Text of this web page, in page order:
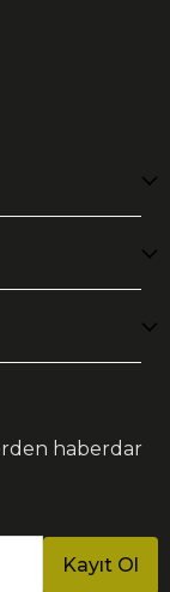
haberdar
Kayıt Ol